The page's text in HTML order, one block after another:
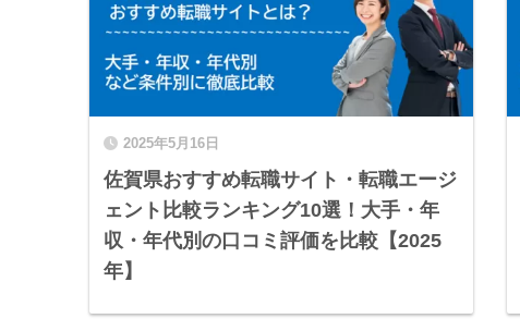
2025年5月16日
佐賀県おすすめ転職サイト・転職エージ
ェント比較ランキング10選！大手・年
収・年代別の口コミ評価を比較【2025
年】